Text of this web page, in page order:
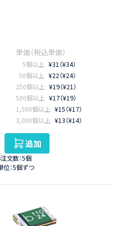
5個以上 ¥31（¥34）
50個以上 ¥22（¥24）
250個以上 ¥19（¥21）
500個以上 ¥17（¥19）
1,500個以上 ¥15（¥17）
3,000個以上 ¥13（¥14）
追加
文数：5個
位：5個ずつ